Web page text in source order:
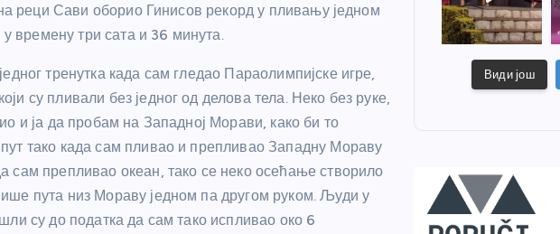
реци Сави оборио Гинисов рекорд у пливању једном
времену три сата и 36 минута.
тренутка када сам гледао Параолимпијске игре,
су пливали без једног од делова тела. Неко без руке,
и ја да пробам на Западној Морави, како би то
тако када сам пливао и препливао Западну Мораву
сам препливао океан, тако се неко осећање створило
пута низ Мораву једном па другом руком. Људи у
су до податка да сам тако испливао око 6
Види још